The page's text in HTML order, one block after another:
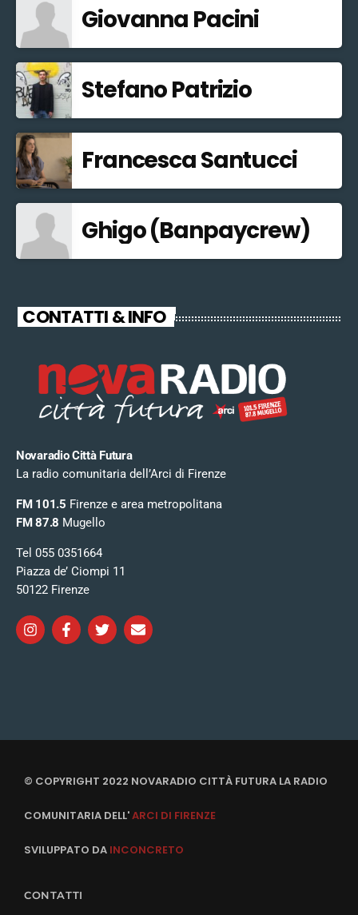
Giovanna Pacini
Stefano Patrizio
Francesca Santucci
Ghigo (Banpaycrew)
CONTATTI & INFO
Novaradio Città Futura
La radio comunitaria dell’Arci di Firenze
FM 101.5 Firenze e area metropolitana
FM 87.8 Mugello
Tel 055 0351664
Piazza de’ Ciompi 11
50122 Firenze
© COPYRIGHT 2022 NOVARADIO CITTÀ FUTURA LA RADIO
COMUNITARIA DELL'ARCI DI FIRENZE
SVILUPPATO DA INCONCRETO
CONTATTI